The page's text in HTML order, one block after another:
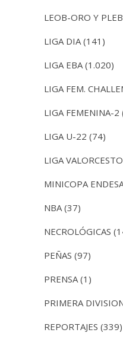
LEOB-ORO Y
LIGA DIA (141)
LIGA EBA (1.020)
LIGA FEM.
LIGA FEMENINA-2
LIGA U-22 (74)
LIGA VALORCESTO
MINICOPA
NBA (37)
NECROLÓGICAS
PEÑAS (97)
PRENSA (1)
PRIMERA
REPORTAJES (339)